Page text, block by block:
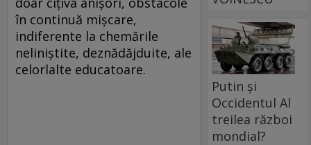
în continuă mişcare,
indiferente la chemările
neliniştite, deznădăjduite, ale
celorlalte educatoare.
Putin și
Occidentul Al
treilea război
mondial?